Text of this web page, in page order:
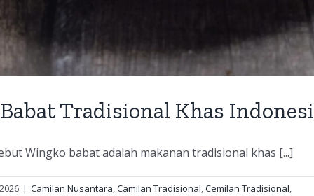
Tradisional Khas
Wingko babat adalah makanan tradisional khas [...]
| Camilan Nusantara,Camilan Tradisional,Cemilan Tradisional,